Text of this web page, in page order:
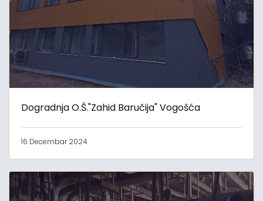
Dogradnja O.Š."Zahid Baručija" Vogošća
16 Decembar 2024